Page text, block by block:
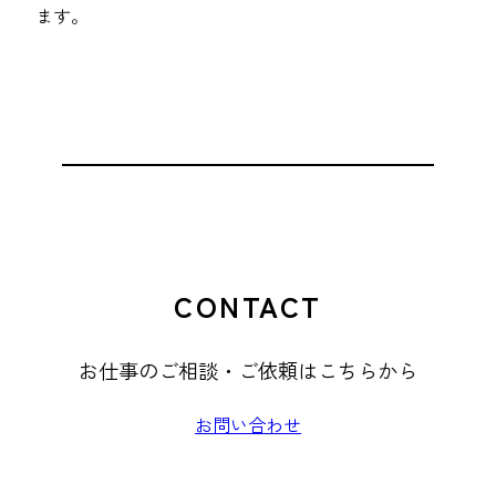
ます。
CONTACT
お仕事のご相談・ご依頼はこちらから
お問い合わせ